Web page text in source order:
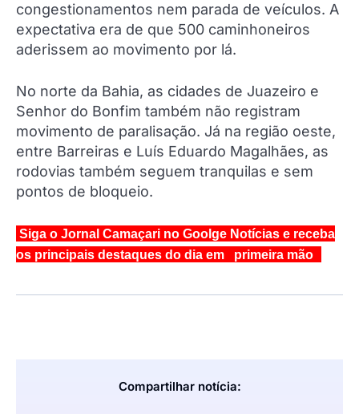
congestionamentos nem parada de veículos. A
expectativa era de que 500 caminhoneiros
aderissem ao movimento por lá.
No norte da Bahia, as cidades de Juazeiro e
Senhor do Bonfim também não registram
movimento de paralisação. Já na região oeste,
entre Barreiras e Luís Eduardo Magalhães, as
rodovias também seguem tranquilas e sem
pontos de bloqueio.
Siga o Jornal Camaçari no Goolge Notícias e receba
os principais destaques do dia em primeira mão
Compartilhar notícia: